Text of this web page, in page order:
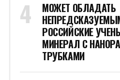
МОЖЕТ ОБЛАДАТЬ
РОССИЙСКИЕ
МИНЕРАЛ С
ТРУБКАМИ